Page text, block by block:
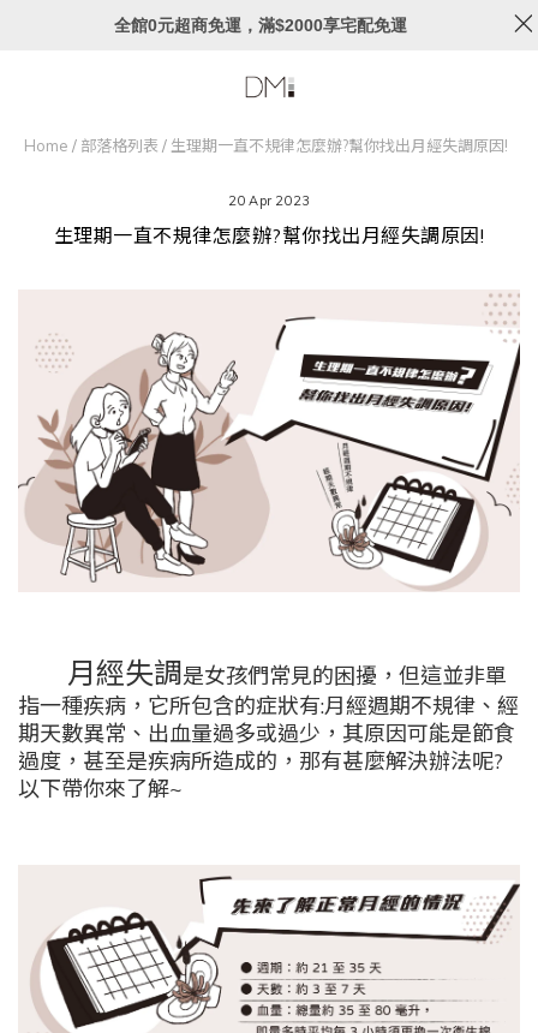
Home / 部落格列表 / 生理期一直不規律怎麼辦?幫你找出月經失調原因!
20 Apr 2023
生理期一直不規律怎麼辦?幫你找出月經失調原因!
月經失調是女孩們常見的困擾，但這並非單
指一種疾病，它所包含的症狀有:月經週期不規律、經
期天數異常、出血量過多或過少，其原因可能是節食
過度，甚至是疾病所造成的，那有甚麼解決辦法呢?
以下帶你來了解~
全館0元超商免運，滿$2000享宅配免運